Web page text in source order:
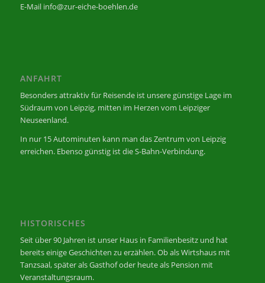
E-Mail info@zur-eiche-boehlen.de
ANFAHRT
Besonders attraktiv für Reisende ist unsere günstige Lage im
Südraum von Leipzig, mitten im Herzen vom Leipziger
Neuseenland.
In nur 15 Autominuten kann man das Zentrum von Leipzig
erreichen. Ebenso günstig ist die S-Bahn-Verbindung.
HISTORISCHES
Seit über 90 Jahren ist unser Haus in Familienbesitz und hat
bereits einige Geschichten zu erzählen. Ob als Wirtshaus mit
Tanzsaal, später als Gasthof oder heute als Pension mit
Veranstaltungsraum.